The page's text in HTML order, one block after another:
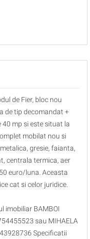
de Fier, bloc nou
de tip decomandat +
mp si este situat la
mobilat nou si
gresie, faianta,
centrala termica, aer
euro/luna. Aceasta
cat si celor juridice.
imobiliar BAMBOI
sau MIHAELA
Specificatii